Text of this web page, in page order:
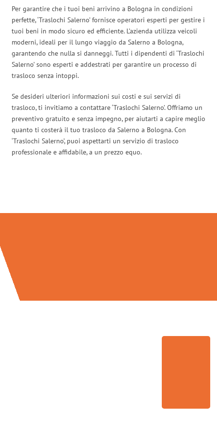
Per garantire che i tuoi beni arrivino a Bologna in condizioni
perfette, ‘Traslochi Salerno’ fornisce operatori esperti per gestire i
tuoi beni in modo sicuro ed efficiente. L’azienda utilizza veicoli
moderni, ideali per il lungo viaggio da Salerno a Bologna,
garantendo che nulla si danneggi. Tutti i dipendenti di ‘Traslochi
Salerno’ sono esperti e addestrati per garantire un processo di
trasloco senza intoppi.
Se desideri ulteriori informazioni sui costi e sui servizi di
trasloco, ti invitiamo a contattare ‘Traslochi Salerno’. Offriamo un
preventivo gratuito e senza impegno, per aiutarti a capire meglio
quanto ti costerà il tuo trasloco da Salerno a Bologna. Con
‘Traslochi Salerno’, puoi aspettarti un servizio di trasloco
professionale e affidabile, a un prezzo equo.